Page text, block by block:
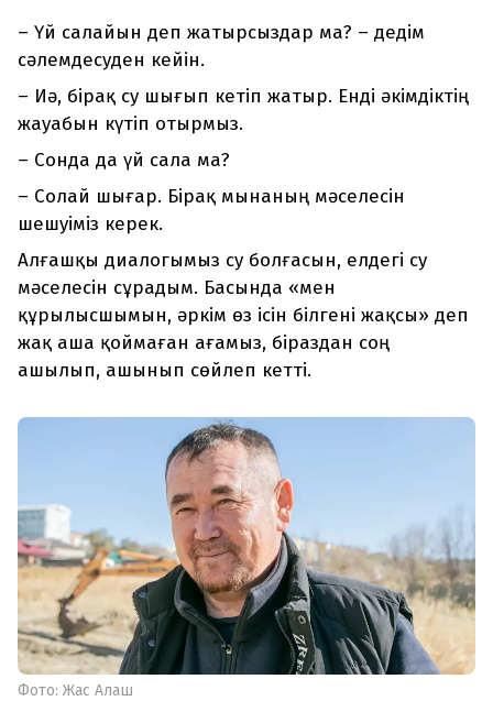
– Үй салайын деп жатырсыздар ма? – дедім
сәлемдесуден кейін.
– Иә, бірақ су шығып кетіп жатыр. Енді әкімдіктің
жауабын күтіп отырмыз.
– Сонда да үй сала ма?
– Солай шығар. Бірақ мынаның мәселесін
шешуіміз керек.
Алғашқы диалогымыз су болғасын, елдегі су
мәселесін сұрадым. Басында «мен
құрылысшымын, әркім өз ісін білгені жақсы» деп
жақ аша қоймаған ағамыз, біраздан соң
ашылып, ашынып сөйлеп кетті.
Фото: Жас Алаш